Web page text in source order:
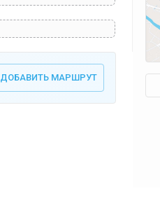
ДОБАВИТЬ МАРШРУТ